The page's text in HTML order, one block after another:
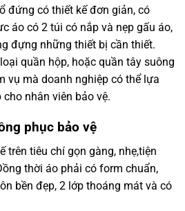
đứng có thiết kế đơn giản, có
áo có 2 túi có nắp và nẹp gấu áo,
đựng những thiết bị cần thiết.
quần hộp, hoặc quần tây suông
vụ mà doanh nghiệp có thể lựa
nhân viên bảo vệ.
phục bảo vệ
trên tiêu chí gọn gàng, nhẹ,tiện
thời áo phải có form chuẩn,
bền đẹp, 2 lớp thoáng mát và có